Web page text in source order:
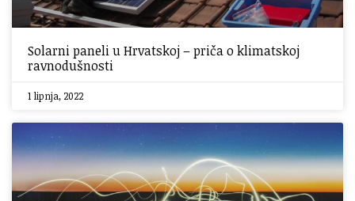
Solarni paneli u Hrvatskoj – priča o klimatskoj
ravnodušnosti
1 lipnja, 2022